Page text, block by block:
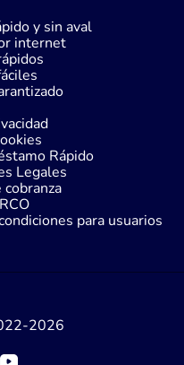
y sin aval
internet
Rápido
Legales
para usuarios
2026